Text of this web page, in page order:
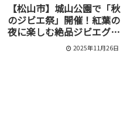
【松山市】城山公園で「秋
のジビエ祭」開催！紅葉の
夜に楽しむ絶品ジビエグル
2025年11月26日